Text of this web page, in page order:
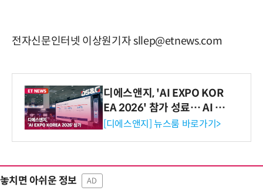
전자신문인터넷 이상원기자 sllep@etnews.com
디에스앤지, 'AI EXPO KOR
EA 2026' 참가 성료… AI 전
생애주기 아우르는 통합 솔루
[디에스앤지] 뉴스룸 바로가기>
놓치면 아쉬운 정보 AD